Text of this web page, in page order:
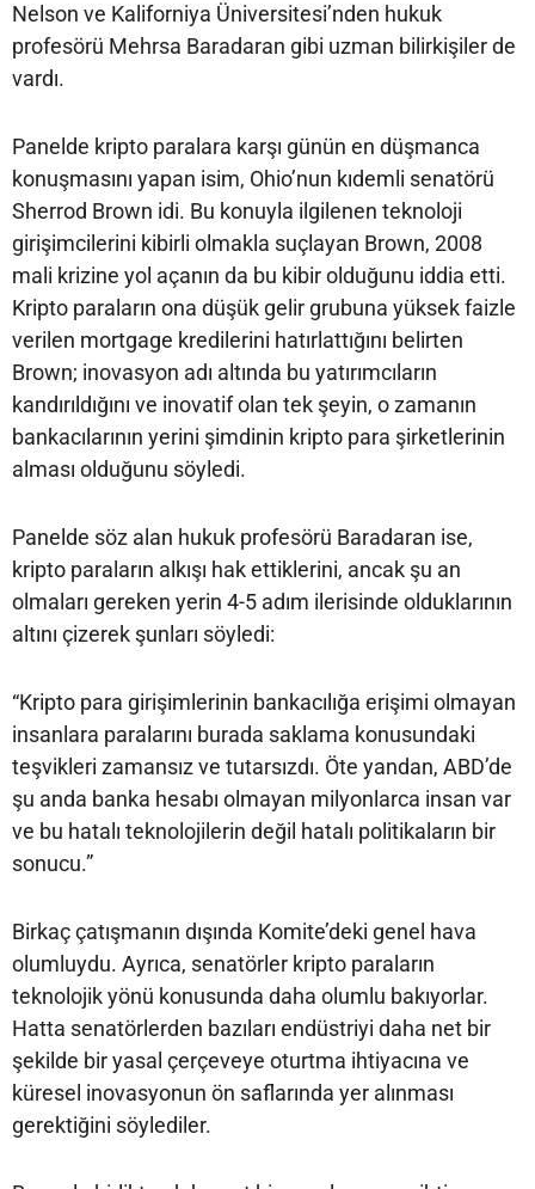
Nelson ve Kaliforniya Üniversitesi’nden hukuk
profesörü Mehrsa Baradaran gibi uzman bilirkişiler de
vardı.
Panelde kripto paralara karşı günün en düşmanca
konuşmasını yapan isim, Ohio’nun kıdemli senatörü
Sherrod Brown idi. Bu konuyla ilgilenen teknoloji
girişimcilerini kibirli olmakla suçlayan Brown, 2008
mali krizine yol açanın da bu kibir olduğunu iddia etti.
Kripto paraların ona düşük gelir grubuna yüksek faizle
verilen mortgage kredilerini hatırlattığını belirten
Brown; inovasyon adı altında bu yatırımcıların
kandırıldığını ve inovatif olan tek şeyin, o zamanın
bankacılarının yerini şimdinin kripto para şirketlerinin
alması olduğunu söyledi.
Panelde söz alan hukuk profesörü Baradaran ise,
kripto paraların alkışı hak ettiklerini, ancak şu an
olmaları gereken yerin 4-5 adım ilerisinde olduklarının
altını çizerek şunları söyledi:
“Kripto para girişimlerinin bankacılığa erişimi olmayan
insanlara paralarını burada saklama konusundaki
teşvikleri zamansız ve tutarsızdı. Öte yandan, ABD’de
şu anda banka hesabı olmayan milyonlarca insan var
ve bu hatalı teknolojilerin değil hatalı politikaların bir
sonucu.”
Birkaç çatışmanın dışında Komite’deki genel hava
olumluydu. Ayrıca, senatörler kripto paraların
teknolojik yönü konusunda daha olumlu bakıyorlar.
Hatta senatörlerden bazıları endüstriyi daha net bir
şekilde bir yasal çerçeveye oturtma ihtiyacına ve
küresel inovasyonun ön saflarında yer alınması
gerektiğini söylediler.